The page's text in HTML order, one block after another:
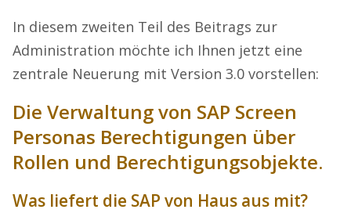
In diesem zweiten Teil des Beitrags zur
Administration möchte ich Ihnen jetzt eine
zentrale Neuerung mit Version 3.0 vorstellen:
Die Verwaltung von SAP Screen
Personas Berechtigungen über
Rollen und Berechtigungsobjekte.
Was liefert die SAP von Haus aus mit?